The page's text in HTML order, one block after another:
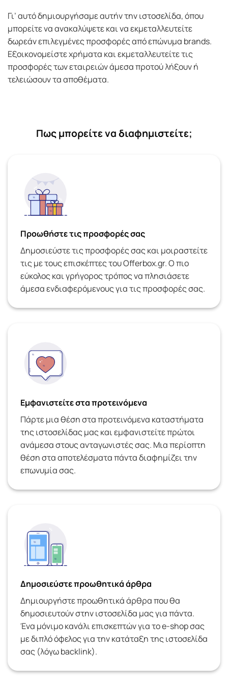
Γι’ αυτό δημιουργήσαμε αυτήν την ιστοσελίδα, όπου
μπορείτε να ανακαλύψετε και να εκμεταλλευτείτε
δωρεάν επιλεγμένες προσφορές από επώνυμα brands.
Εξοικονομείστε χρήματα και εκμεταλλευτείτε τις
προσφορές των εταιρειών άμεσα προτού λήξουν ή
τελειώσουν τα αποθέματα.
Πως μπορείτε να διαφημιστείτε;
Προωθήστε τις προσφορές σας
Δημοσιεύστε τις προσφορές σας και μοιραστείτε
τις με τους επισκέπτες του Offerbox.gr. Ο πιο
εύκολος και γρήγορος τρόπος να πλησιάσετε
άμεσα ενδιαφερόμενους για τις προσφορές σας.
Εμφανιστείτε στα προτεινόμενα
Πάρτε μια θέση στα προτεινόμενα καταστήματα
της ιστοσελίδας μας και εμφανιστείτε πρώτοι
ανάμεσα στους ανταγωνιστές σας. Μια περίοπτη
θέση στα αποτελέσματα πάντα διαφημίζει την
επωνυμία σας.
Δημοσιεύστε προωθητικά άρθρα
Δημιουργήστε προωθητικά άρθρα που θα
δημοσιευτούν στην ιστοσελίδα μας για πάντα.
Ένα μόνιμο κανάλι επισκεπτών για το e-shop σας
με διπλό όφελος για την κατάταξη της ιστοσελίδα
σας (λόγω backlink).